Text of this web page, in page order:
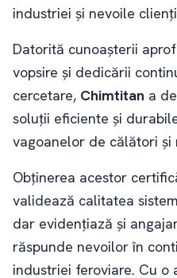
industriei și nevoile
Datorită cunoașterii
vopsire și dedicării
cercetare, Chimtitan a
soluții eficiente și
vagoanelor de călători și
Obținerea acestor
validează calitatea
dar evidențiază și
răspunde nevoilor în
industriei feroviare. Cu o